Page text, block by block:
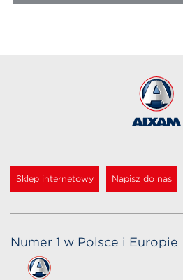
Sklep internetowy Napisz do nas
Numer 1 w Polsce i Europie